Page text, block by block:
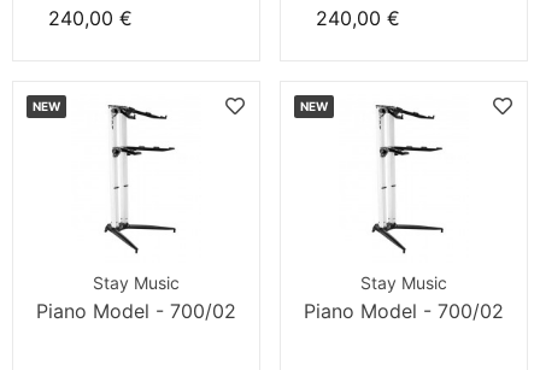
240,00 € 240,00 €
NEW
Stay Music
Piano Model - 700/02
NEW
Stay Music
Piano Model - 700/02